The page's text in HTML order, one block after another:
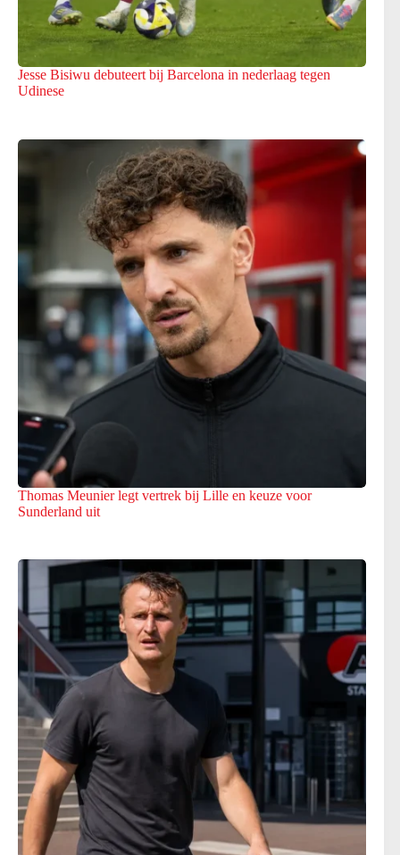
Jesse Bisiwu debuteert bij Barcelona in nederlaag tegen
Udinese
Thomas Meunier legt vertrek bij Lille en keuze voor
Sunderland uit